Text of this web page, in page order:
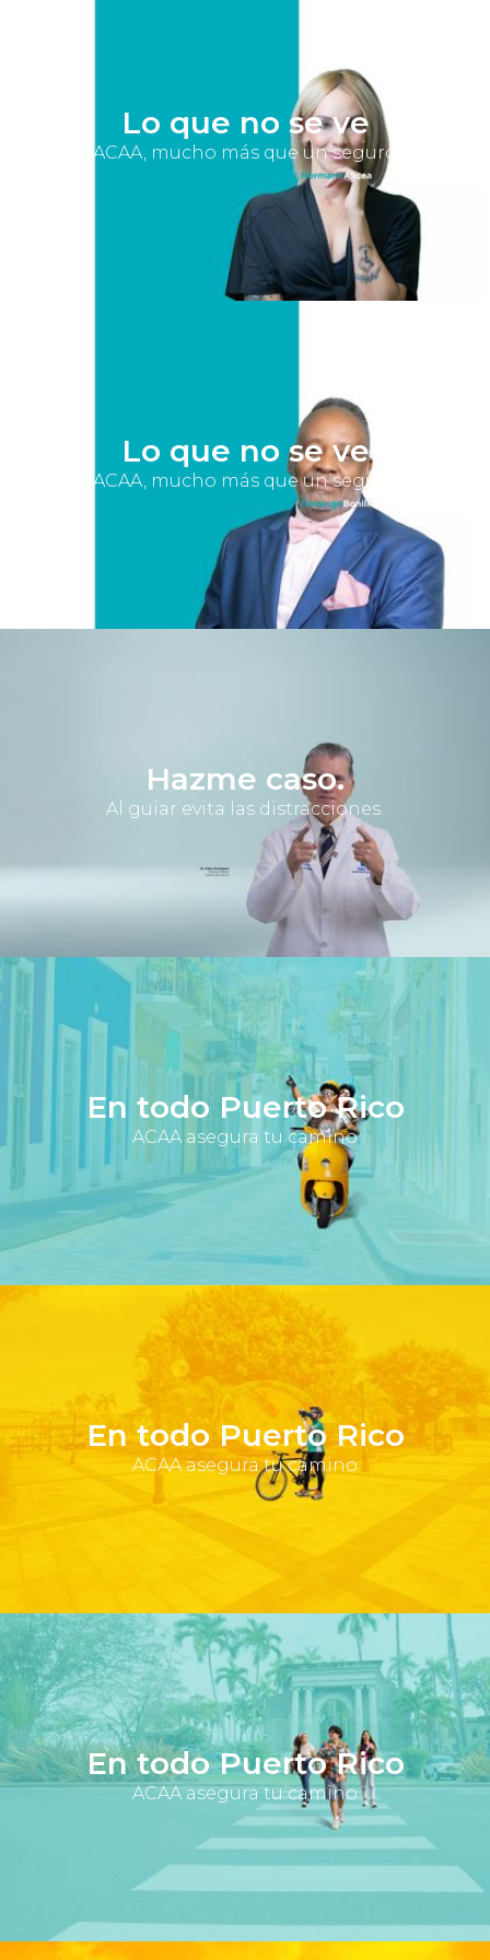
Lo que no se ve
ACAA, mucho más que un seguro
Lo que no se ve
ACAA, mucho más que un seguro
Hazme caso.
Al guiar evita las distracciones.
En todo Puerto Rico
ACAA asegura tu camino
En todo Puerto Rico
ACAA asegura tu camino
En todo Puerto Rico
ACAA asegura tu camino